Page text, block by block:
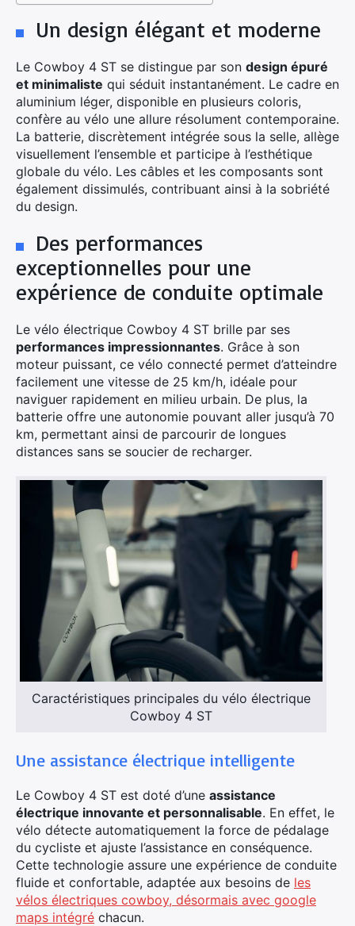
Un design élégant et moderne
Le Cowboy 4 ST se distingue par son design épuré
et minimaliste qui séduit instantanément. Le cadre en
aluminium léger, disponible en plusieurs coloris,
confère au vélo une allure résolument contemporaine.
La batterie, discrètement intégrée sous la selle, allège
visuellement l’ensemble et participe à l’esthétique
globale du vélo. Les câbles et les composants sont
également dissimulés, contribuant ainsi à la sobriété
du design.
Des performances
exceptionnelles pour une
expérience de conduite optimale
Le vélo électrique Cowboy 4 ST brille par ses
performances impressionnantes. Grâce à son
moteur puissant, ce vélo connecté permet d’atteindre
facilement une vitesse de 25 km/h, idéale pour
naviguer rapidement en milieu urbain. De plus, la
batterie offre une autonomie pouvant aller jusqu’à 70
km, permettant ainsi de parcourir de longues
distances sans se soucier de recharger.
Caractéristiques principales du vélo électrique
Cowboy 4 ST
Une assistance électrique intelligente
Le Cowboy 4 ST est doté d’une assistance
électrique innovante et personnalisable. En effet, le
vélo détecte automatiquement la force de pédalage
du cycliste et ajuste l’assistance en conséquence.
Cette technologie assure une expérience de conduite
fluide et confortable, adaptée aux besoins de les
vélos électriques cowboy, désormais avec google
maps intégré chacun.